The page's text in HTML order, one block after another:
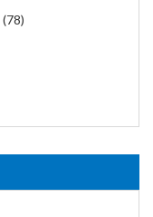
(78)